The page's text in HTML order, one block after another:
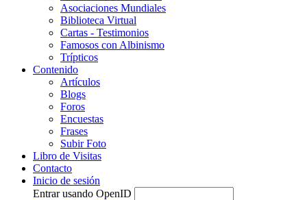
Asociaciones Mundiales
Biblioteca Virtual
Cartas - Testimonios
Famosos con Albinismo
Trípticos
Contenido
Artículos
Blogs
Foros
Encuestas
Frases
Subir Foto
Libro de Visitas
Contacto
Inicio de sesión
Entrar usando OpenID